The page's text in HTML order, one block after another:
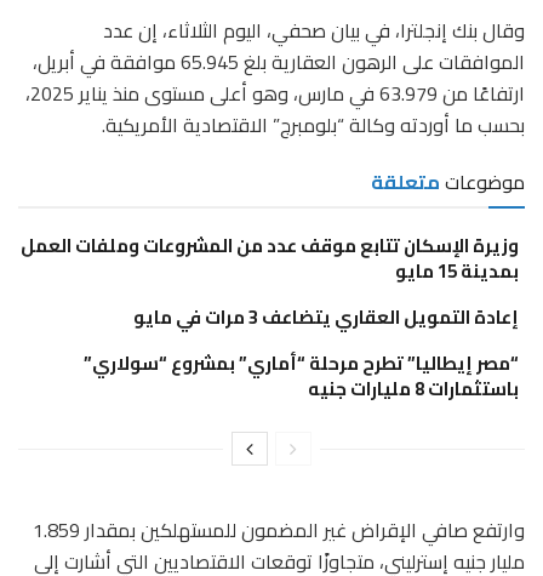
وقال بنك إنجلترا، في بيان صحفي، اليوم الثلاثاء، إن عدد
الموافقات على الرهون العقارية بلغ 65.945 موافقة في أبريل،
ارتفاعًا من 63.979 في مارس، وهو أعلى مستوى منذ يناير 2025،
بحسب ما أوردته وكالة “بلومبرج” الاقتصادية الأمريكية.
موضوعاتمتعلقة
وزيرة الإسكان تتابع موقف عدد من المشروعات وملفات العمل
بمدينة 15 مايو
إعادة التمويل العقاري يتضاعف 3 مرات في مايو
“مصر إيطاليا” تطرح مرحلة “أماري” بمشروع “سولاري”
باستثمارات 8 مليارات جنيه
وارتفع صافي الإقراض غير المضمون للمستهلكين بمقدار 1.859
مليار جنيه إسترليني، متجاوزًا توقعات الاقتصاديين التي أشارت إلى